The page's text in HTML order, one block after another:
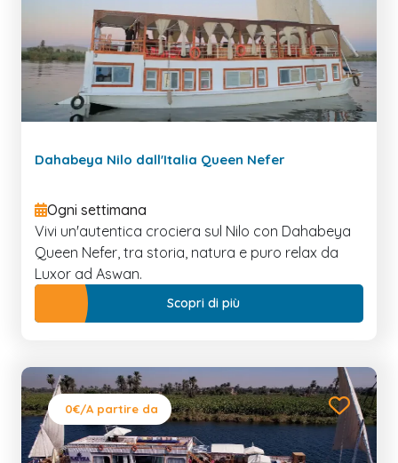
Dahabeya Nilo dall'Italia Queen Nefer
Ogni settimana
Vivi un'autentica crociera sul Nilo con Dahabeya
Queen Nefer, tra storia, natura e puro relax da
Luxor ad Aswan.
Scopri di più
0€/A partire da